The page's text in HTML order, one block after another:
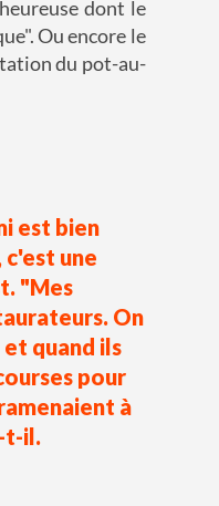
dont le
Ou encore le
du pot-au-
est bien
c'est une
"Mes
On
quand ils
pour
à
t-il.